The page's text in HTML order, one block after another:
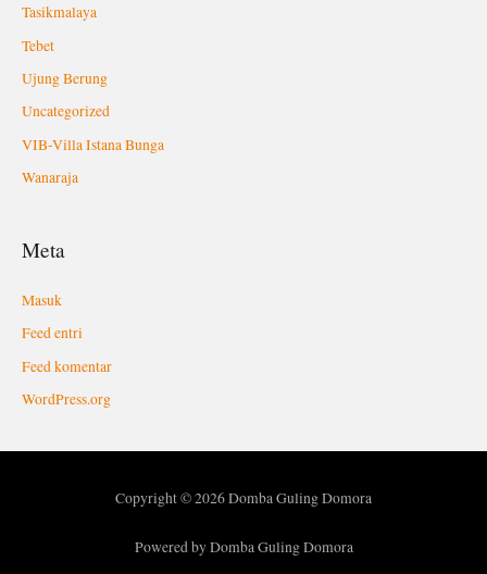
Tasikmalaya
Tebet
Ujung Berung
Uncategorized
VIB-Villa Istana Bunga
Wanaraja
Meta
Masuk
Feed entri
Feed komentar
WordPress.org
Copyright © 2026 Domba Guling Domora
Powered by Domba Guling Domora